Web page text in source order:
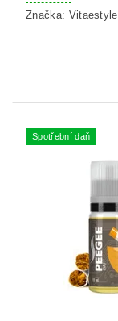
Značka: Vitaestyle
Spotřební daň